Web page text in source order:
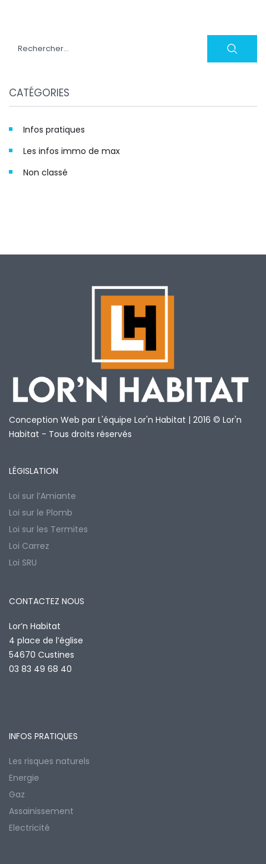
Rechercher :
CATÉGORIES
Infos pratiques
Les infos immo de max
Non classé
Conception Web par L'équipe Lor'n Habitat | 2016 © Lor'n
Habitat - Tous droits réservés
LÉGISLATION
Loi sur l’Amiante
Loi sur le Plomb
Loi sur les Termites
Loi Carrez
Loi SRU
CONTACTEZ NOUS
Lor’n Habitat
4 place de l’église
54670 Custines
03 83 49 68 40
INFOS PRATIQUES
Les risques naturels
Energie
Gaz
Assainissement
Electricité